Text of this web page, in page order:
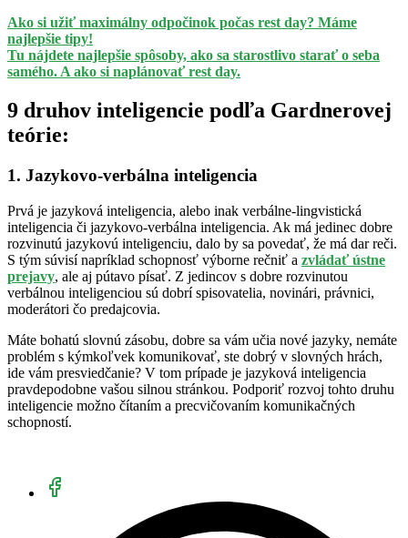
Ako si užiť maximálny odpočinok počas rest day? Máme
najlepšie tipy!
Tu nájdete najlepšie spôsoby, ako sa starostlivo starať o seba
samého. A ako si naplánovať rest day.
9 druhov inteligencie podľa Gardnerovej
teórie:
1. Jazykovo-verbálna inteligencia
Prvá je jazyková inteligencia, alebo inak verbálne-lingvistická
inteligencia či jazykovo-verbálna inteligencia. Ak má jedinec dobre
rozvinutú jazykovú inteligenciu, dalo by sa povedať, že má dar reči.
S tým súvisí napríklad schopnosť výborne rečniť a zvládať ústne
prejavy, ale aj pútavo písať. Z jedincov s dobre rozvinutou
verbálnou inteligenciou sú dobrí spisovatelia, novinári, právnici,
moderátori čo predajcovia.
Máte bohatú slovnú zásobu, dobre sa vám učia nové jazyky, nemáte
problém s kýmkoľvek komunikovať, ste dobrý v slovných hrách,
ide vám presviedčanie? V tom prípade je jazyková inteligencia
pravdepodobne vašou silnou stránkou. Podporiť rozvoj tohto druhu
inteligencie možno čítaním a precvičovaním komunikačných
schopností.